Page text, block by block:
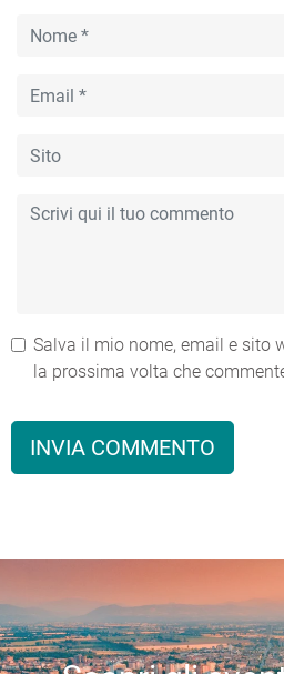
Salva il mio nome, email e sito
la prossima volta che